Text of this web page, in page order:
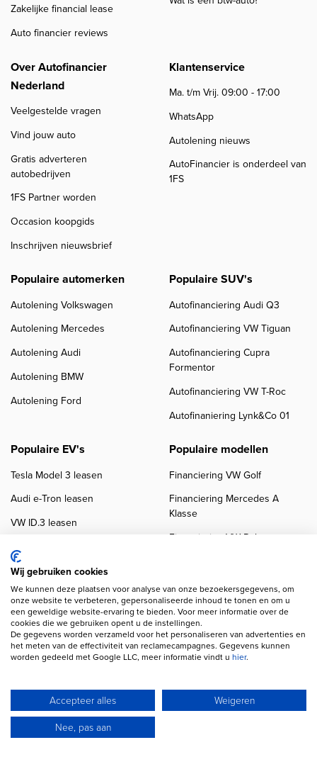
Zakelijke financial lease
Auto financier reviews
Over Autofinancier
Nederland
Veelgestelde vragen
Vind jouw auto
Gratis adverteren
autobedrijven
1FS Partner worden
Occasion koopgids
Inschrijven nieuwsbrief
Klantenservice
Ma. t/m Vrij. 09:00 - 17:00
WhatsApp
Autolening nieuws
AutoFinancier is onderdeel van
1FS
Populaire automerken
Autolening Volkswagen
Autolening Mercedes
Autolening Audi
Autolening BMW
Autolening Ford
Populaire SUV's
Autofinanciering Audi Q3
Autofinanciering VW Tiguan
Autofinanciering Cupra
Formentor
Autofinanciering VW T-Roc
Autofinaniering Lynk&Co 01
Populaire EV's
Tesla Model 3 leasen
Audi e-Tron leasen
VW ID.3 leasen
Tesla Model Y leasen
VW ID.4 leasen
Populaire modellen
Financiering VW Golf
Financiering Mercedes A
Klasse
Financiering VW Polo
Financiering Audi A3
Klanten beoordelingen
Autobedrijven
Wij gebruiken AI voor afbeeldingen en teksten
Wij gebruiken cookies
We kunnen deze plaatsen voor analyse van onze bezoekersgegevens, om
onze website te verbeteren, gepersonaliseerde inhoud te tonen en om u
een geweldige website-ervaring te bieden. Voor meer informatie over de
cookies die we gebruiken opent u de instellingen.
De gegevens worden verzameld voor het personaliseren van advertenties en
het meten van de effectiviteit van reclamecampagnes. Gegevens kunnen
worden gedeeld met Google LLC, meer informatie vindt u hier.
Accepteer alles
Weigeren
Nee, pas aan